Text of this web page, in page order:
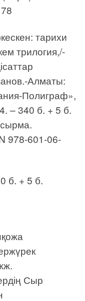
тарихи
трилогия,/-
Алматы:
Полиграф»,
– 340 б. + 5 б.
978-601-06-
б. + 5 б.
Сыр